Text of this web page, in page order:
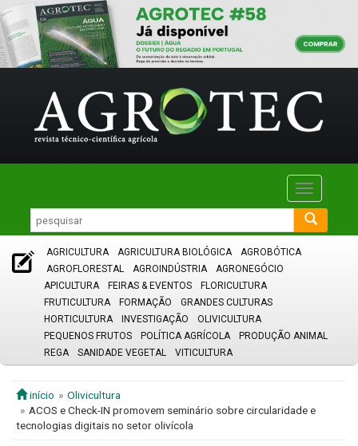
Toggle
AGRICULTURA AGRICULTURA BIOLÓGICA
AGROBÓTICA
AGROFLORESTAL
AGROINDÚSTRIA
AGRONEGÓCIO
APICULTURA
FEIRAS & EVENTOS
FLORICULTURA
FRUTICULTURA
FORMAÇÃO
GRANDES CULTURAS
HORTICULTURA
INVESTIGAÇÃO
OLIVICULTURA
PEQUENOS FRUTOS
POLÍTICA AGRÍCOLA
PRODUÇÃO ANIMAL
REGA
SANIDADE VEGETAL VITICULTURA
início
Olivicultura
ACOS e Check-IN promovem seminário sobre circularidade e
tecnologias digitais no setor olivícola